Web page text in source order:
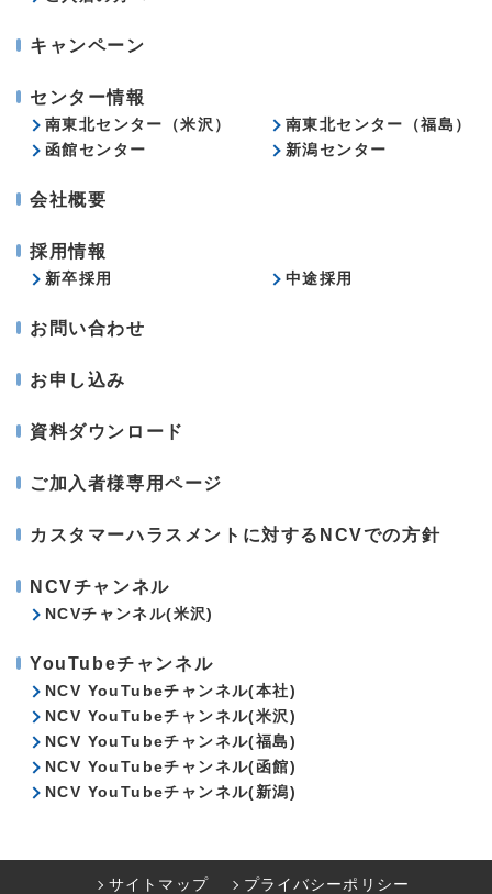
キャンペーン
センター情報
南東北センター（米沢）
南東北センター（福島）
函館センター
新潟センター
会社概要
採用情報
新卒採用 中途採用
お問い合わせ
お申し込み
資料ダウンロード
ご加入者様専用ページ
カスタマーハラスメントに対するNCVでの方針
NCVチャンネル
NCVチャンネル(米沢)
YouTubeチャンネル
NCV YouTubeチャンネル(本社)
NCV YouTubeチャンネル(米沢)
NCV YouTubeチャンネル(福島)
NCV YouTubeチャンネル(函館)
NCV YouTubeチャンネル(新潟)
サイトマップ プライバシーポリシー